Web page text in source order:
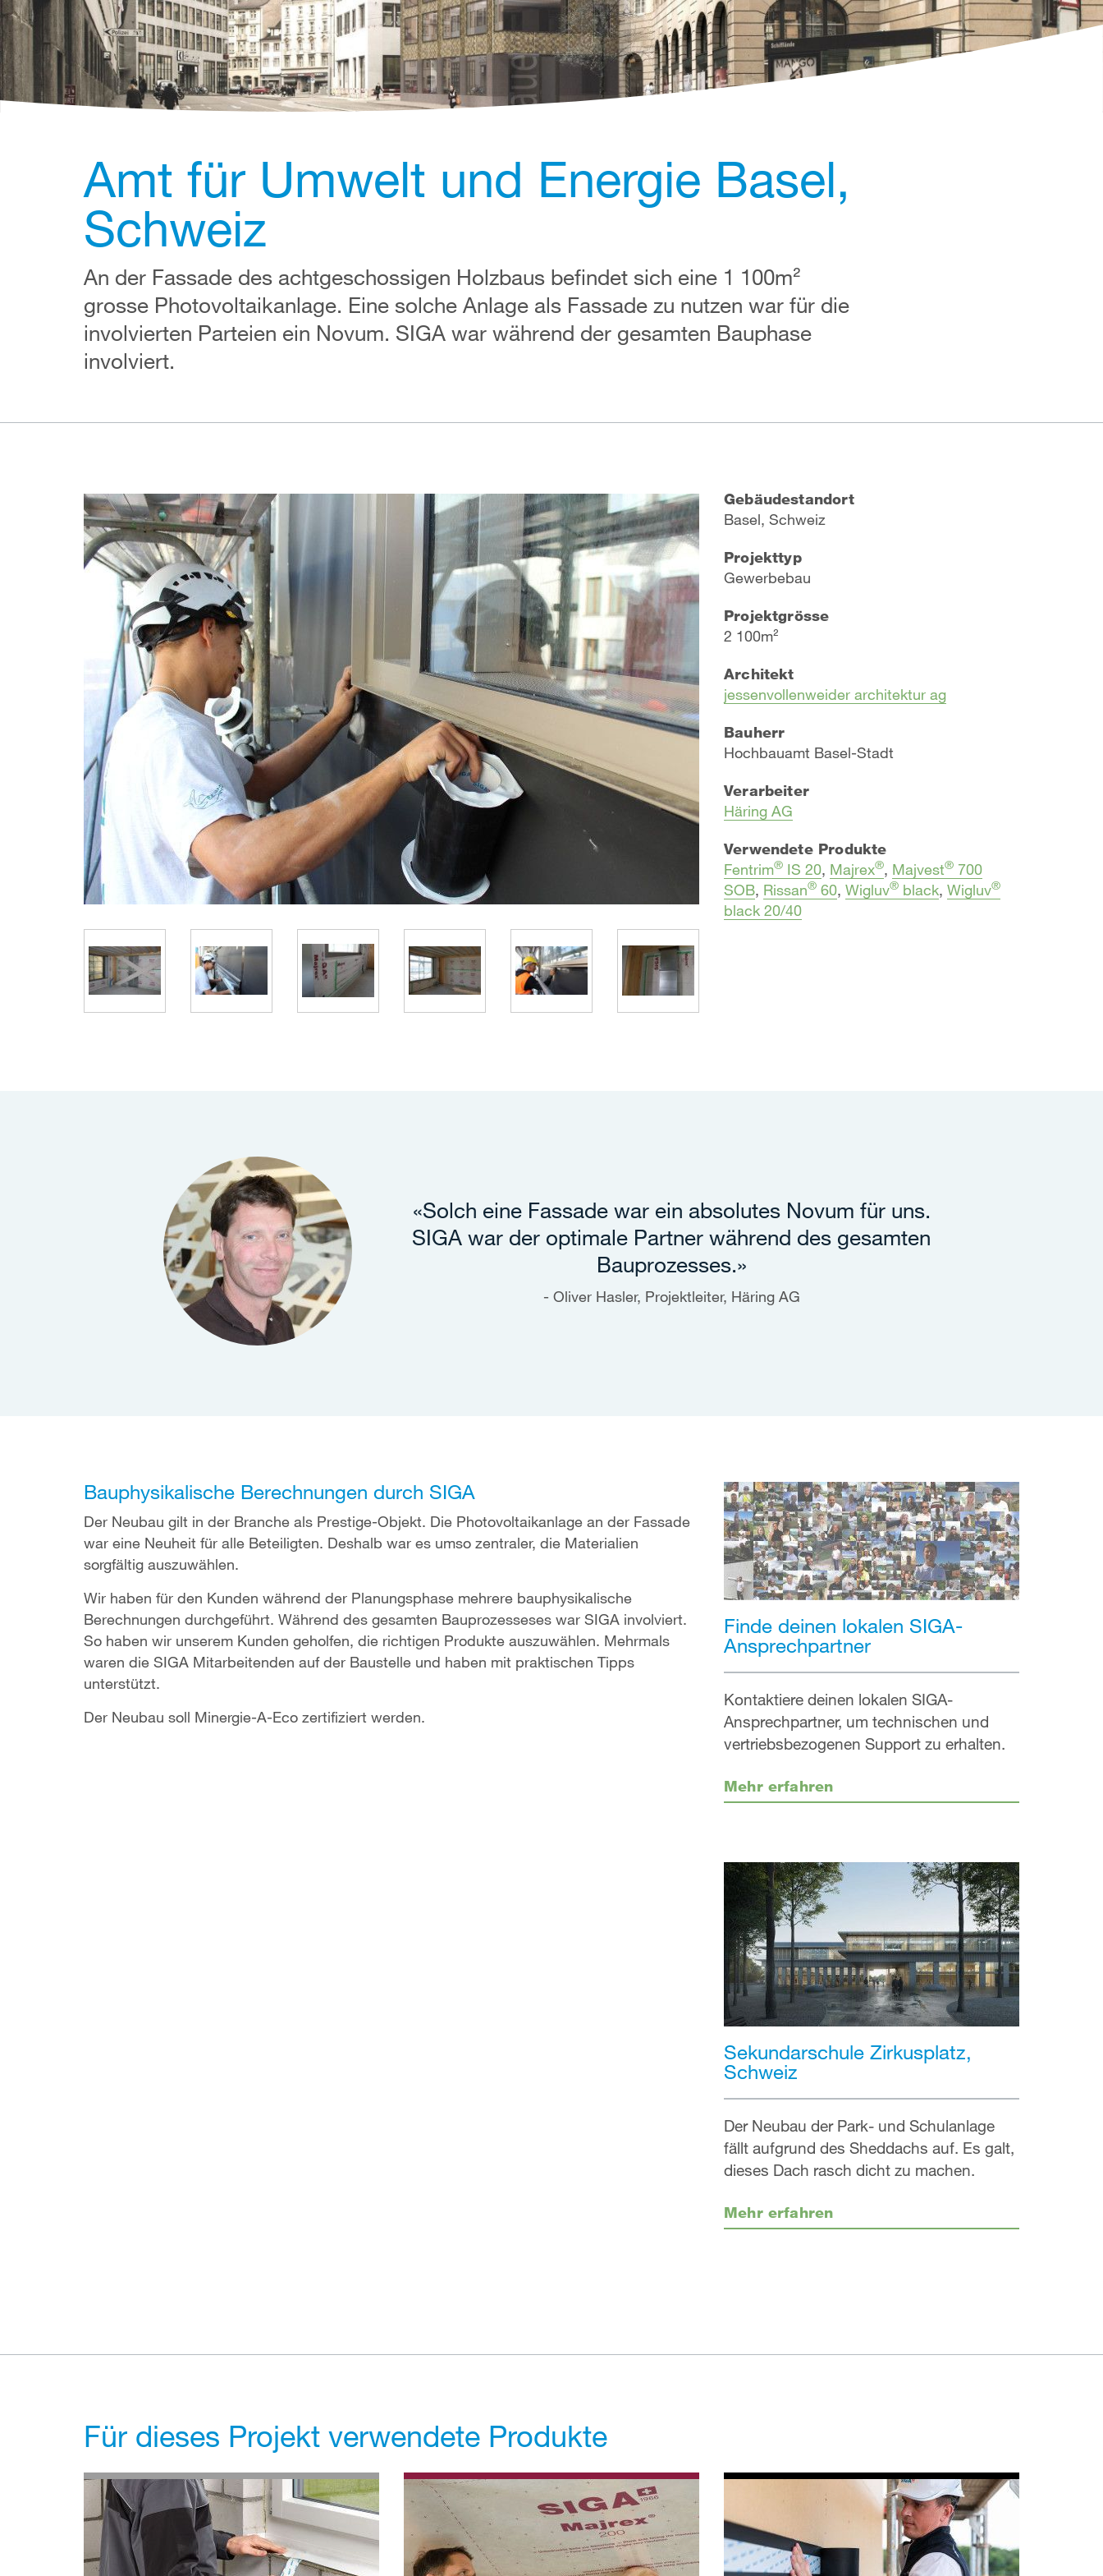
Amt für Umwelt und Energie Basel,
Schweiz
An der Fassade des achtgeschossigen Holzbaus befindet sich eine 1 100m²
grosse Photovoltaikanlage. Eine solche Anlage als Fassade zu nutzen war für die
involvierten Parteien ein Novum. SIGA war während der gesamten Bauphase
involviert.
Gebäudestandort
Basel, Schweiz
Projekttyp
Gewerbebau
Projektgrösse
2 100m²
Architekt
jessenvollenweider architektur ag
Bauherr
Hochbauamt Basel-Stadt
Verarbeiter
Häring AG
Verwendete Produkte
Fentrim® IS 20, Majrex®, Majvest® 700
SOB, Rissan® 60, Wigluv® black, Wigluv®
black 20/40
«Solch eine Fassade war ein absolutes Novum für uns.
SIGA war der optimale Partner während des gesamten
Bauprozesses.»
Oliver Hasler, Projektleiter, Häring AG
Bauphysikalische Berechnungen durch SIGA
Der Neubau gilt in der Branche als Prestige-Objekt. Die Photovoltaikanlage an der Fassade
war eine Neuheit für alle Beteiligten. Deshalb war es umso zentraler, die Materialien
sorgfältig auszuwählen.
Wir haben für den Kunden während der Planungsphase mehrere bauphysikalische
Berechnungen durchgeführt. Während des gesamten Bauprozesseses war SIGA involviert.
So haben wir unserem Kunden geholfen, die richtigen Produkte auszuwählen. Mehrmals
waren die SIGA Mitarbeitenden auf der Baustelle und haben mit praktischen Tipps
unterstützt.
Der Neubau soll Minergie-A-Eco zertifiziert werden.
Finde deinen lokalen SIGA-
Ansprechpartner
Kontaktiere deinen lokalen SIGA-
Ansprechpartner, um technischen und
vertriebsbezogenen Support zu erhalten.
Mehr erfahren
Sekundarschule Zirkusplatz,
Schweiz
Der Neubau der Park- und Schulanlage
fällt aufgrund des Sheddachs auf. Es galt,
dieses Dach rasch dicht zu machen.
Mehr erfahren
Für dieses Projekt verwendete Produkte